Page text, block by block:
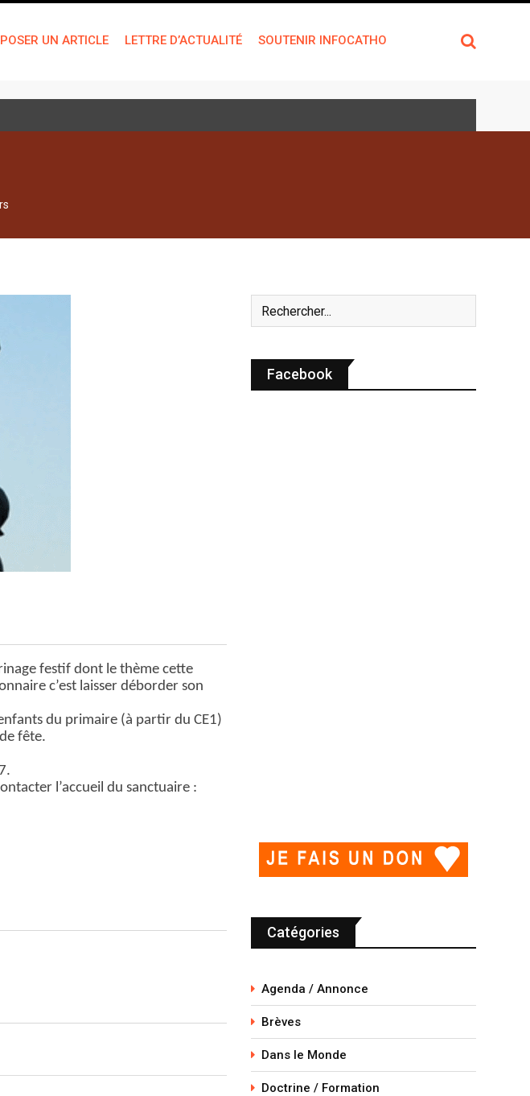
UN ARTICLE LETTRE D’ACTUALITÉ SOUTENIR INFOCATHO
festif dont le thème cette
c’est laisser déborder son
du primaire (à partir du CE1)
fête.
l’accueil du sanctuaire :
Facebook
Catégories
Agenda / Annonce
Brèves
Dans le Monde
Doctrine / Formation